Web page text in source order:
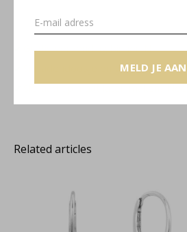
MELD JE AAN
Gratis verzending binnen NL
Sieradendoosje en gratis
Sieraad op maat laten maken?
Related articles